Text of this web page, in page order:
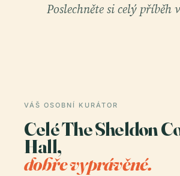
Poslechněte si celý příběh
VÁŠ OSOBNÍ KURÁTOR
Celé The Sheldon
Hall,
dobře vyprávěné.